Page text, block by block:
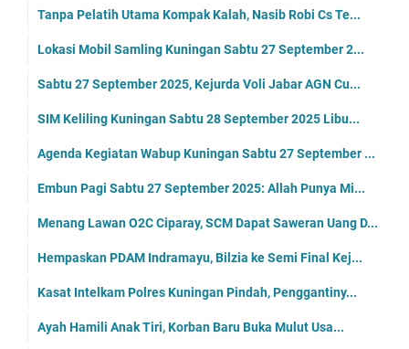
Tanpa Pelatih Utama Kompak Kalah, Nasib Robi Cs Te...
Lokasi Mobil Samling Kuningan Sabtu 27 September 2...
Sabtu 27 September 2025, Kejurda Voli Jabar AGN Cu...
SIM Keliling Kuningan Sabtu 28 September 2025 Libu...
Agenda Kegiatan Wabup Kuningan Sabtu 27 September ...
Embun Pagi Sabtu 27 September 2025: Allah Punya Mi...
Menang Lawan O2C Ciparay, SCM Dapat Saweran Uang D...
Hempaskan PDAM Indramayu, Bilzia ke Semi Final Kej...
Kasat Intelkam Polres Kuningan Pindah, Penggantiny...
Ayah Hamili Anak Tiri, Korban Baru Buka Mulut Usa...